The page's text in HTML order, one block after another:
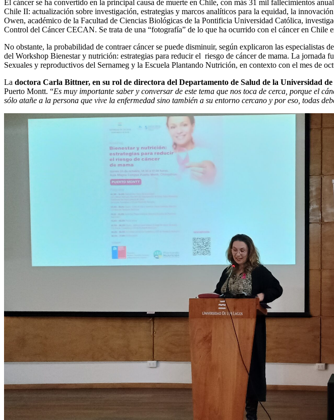
El cáncer se ha convertido en la principal causa de muerte en Chile, con más 31 mil fallecimientos
Chile II: actualización sobre investigación, estrategias y marcos analíticos para la equidad, la
Owen, académico de la Facultad de Ciencias Biológicas de la Pontificia Universidad Católica,
Control del Cáncer CECAN. Se trata de una “fotografía” de lo que ha ocurrido con el cáncer en Chile
No obstante, la probabilidad de contraer cáncer se puede disminuir, según explicaron las
del Workshop Bienestar y nutrición: estrategias para reducir el riesgo de cáncer de mama. La
Sexuales y reproductivos del Sernameg y la Escuela Plantando Nutrición, en contexto con el mes de
La doctora Carla Bittner, en su rol de directora del Departamento de Salud de la Universidad
Puerto Montt. “Es muy importante saber y conversar de este tema que nos toca de cerca, porque el
sólo atañe a la persona que vive la enfermedad sino también a su entorno cercano y por eso, todas